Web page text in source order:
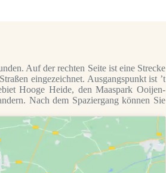
Auf der rechten Seite ist eine Strecke
eingezeichnet. Ausgangspunkt ist ’t
Hooge Heide, den Maaspark Ooijen-
Nach dem Spaziergang können Sie